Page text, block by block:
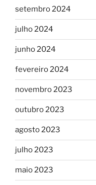
setembro 2024
julho 2024
junho 2024
fevereiro 2024
novembro 2023
outubro 2023
agosto 2023
julho 2023
maio 2023